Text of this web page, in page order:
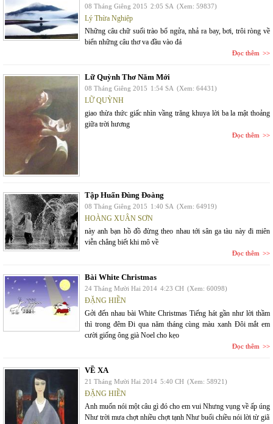
08 Tháng Giêng 2015 2:05 SA (Xem: 59837)
Lý Thừa Nghiệp
Những câu chữ suối trào bổ ngửa, nhả ra bay, bơi, trôi ròng về
biển những câu thơ va đầu vào đá
Đọc thêm
Lữ Quỳnh Thơ Năm Mới
08 Tháng Giêng 2015 1:54 SA (Xem: 64431)
LỮ QUỲNH
giao thừa thức giấc nhìn vầng trăng khuya lời ba la mật thoảng
giữa trời hương
Đọc thêm
Tập Huấn Đùng Đoàng
08 Tháng Giêng 2015 1:40 SA (Xem: 64919)
HOÀNG XUÂN SƠN
này anh bạn hồ đồ đừng theo nhau tới sân ga tàu này đi miên
viễn chẳng biết khi mô về
Đọc thêm
Bài White Christmas
24 Tháng Mười Hai 2014 4:23 CH (Xem: 60098)
ĐẶNG HIỀN
Gởi đến nhau bài White Christmas Tiếng hát gần như lời thầm
thì trong đêm Đi qua năm tháng cùng màu xanh Đôi mắt em
cười giống ông già Noel cho kẹo
Đọc thêm
VỀ XA
21 Tháng Mười Hai 2014 5:40 CH (Xem: 58921)
ĐẶNG HIỀN
Anh muốn nói một câu gì đó cho em vui Nhưng vụng về ấp úng
Như trời mưa chợt nhiều chợt tạnh Như buổi chiều nói lời từ giã